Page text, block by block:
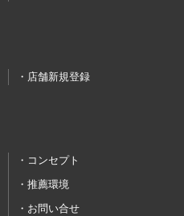
店舗新規登録
コンセプト
推薦環境
お問い合せ